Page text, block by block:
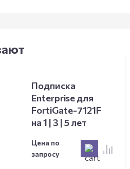
Подписка
Enterprise для
FortiGate-7121F
на 1 | 3 | 5 лет
Цена по
запросу